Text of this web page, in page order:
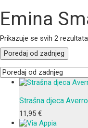
Emina
Prikazuje se svih 2 rezultata
Poredaj od zadnjeg
Strašna djeca
11,95 €